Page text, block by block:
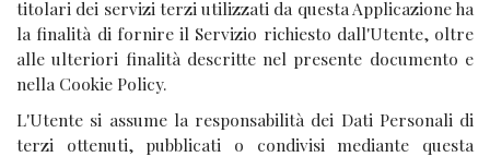
titolari dei servizi terzi utilizzati da questa Applicazione ha
la finalità di fornire il Servizio richiesto dall'Utente, oltre
alle ulteriori finalità descritte nel presente documento e
nella Cookie Policy.
L'Utente si assume la responsabilità dei Dati Personali di
terzi ottenuti, pubblicati o condivisi mediante questa